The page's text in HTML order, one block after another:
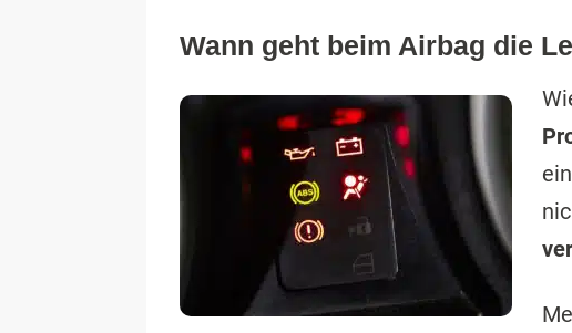
Wann geht beim Airbag die